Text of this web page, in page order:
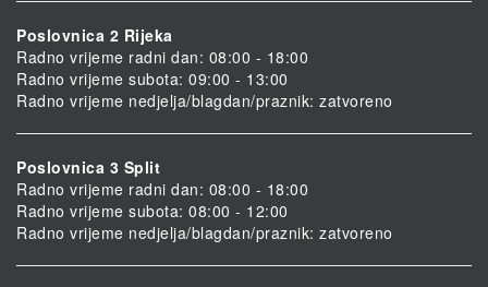
Poslovnica 2 Rijeka
Radno vrijeme radni dan: 08:00 - 18:00
Radno vrijeme subota: 09:00 - 13:00
Radno vrijeme nedjelja/blagdan/praznik: zatvoreno
Poslovnica 3 Split
Radno vrijeme radni dan: 08:00 - 18:00
Radno vrijeme subota: 08:00 - 12:00
Radno vrijeme nedjelja/blagdan/praznik: zatvoreno